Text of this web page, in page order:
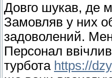
Довго шукав, де
Замовляв у них
задоволений.
Персонал
турбота https://